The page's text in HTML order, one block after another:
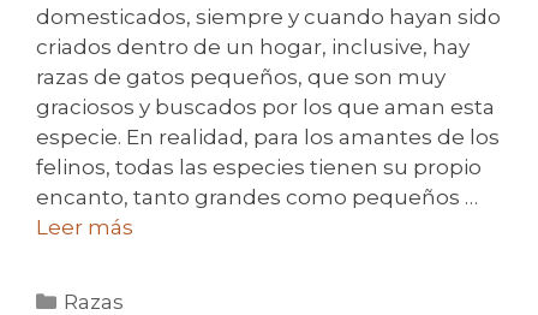
domesticados, siempre y cuando hayan sido
criados dentro de un hogar, inclusive, hay
razas de gatos pequeños, que son muy
graciosos y buscados por los que aman esta
especie. En realidad, para los amantes de los
felinos, todas las especies tienen su propio
encanto, tanto grandes como pequeños …
Leer más
Categorías
Razas